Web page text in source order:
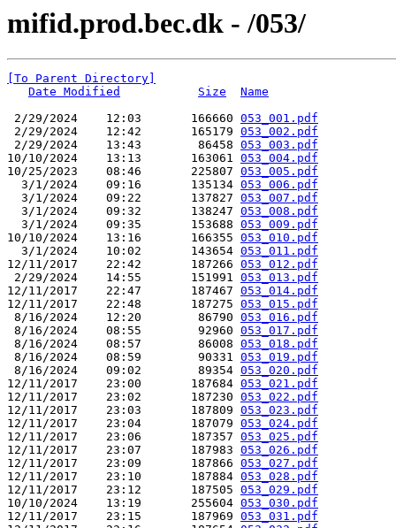
mifid.prod.bec.dk - /053/
[To Parent Directory]
Date Modified
Size
Name
2/29/2024    12:03       166660 053_001.pdf
2/29/2024    12:42       165179 053_002.pdf
2/29/2024    13:43        86458 053_003.pdf
10/10/2024    13:13       163061 053_004.pdf
10/25/2023    08:46       225807 053_005.pdf
3/1/2024    09:16       135134 053_006.pdf
3/1/2024    09:22       137827 053_007.pdf
3/1/2024    09:32       138247 053_008.pdf
3/1/2024    09:35       153688 053_009.pdf
10/10/2024    13:16       166355 053_010.pdf
3/1/2024    10:02       143654 053_011.pdf
12/11/2017    22:42       187266 053_012.pdf
2/29/2024    14:55       151991 053_013.pdf
12/11/2017    22:47       187467 053_014.pdf
12/11/2017    22:48       187275 053_015.pdf
8/16/2024    12:20        86790 053_016.pdf
8/16/2024    08:55        92960 053_017.pdf
8/16/2024    08:57        86008 053_018.pdf
8/16/2024    08:59        90331 053_019.pdf
8/16/2024    09:02        89354 053_020.pdf
12/11/2017    23:00       187684 053_021.pdf
12/11/2017    23:02       187230 053_022.pdf
12/11/2017    23:03       187809 053_023.pdf
12/11/2017    23:04       187079 053_024.pdf
12/11/2017    23:06       187357 053_025.pdf
12/11/2017    23:07       187983 053_026.pdf
12/11/2017    23:09       187866 053_027.pdf
12/11/2017    23:10       187884 053_028.pdf
12/11/2017    23:12       187505 053_029.pdf
10/10/2024    13:19       255604 053_030.pdf
12/11/2017    23:15       187969 053_031.pdf